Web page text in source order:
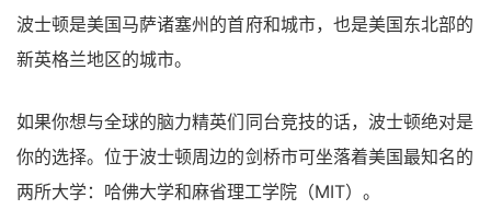
波士顿是美国马萨诸塞州的首府和城市，也是美国东北部的
新英格兰地区的城市。
如果你想与全球的脑力精英们同台竞技的话，波士顿绝对是
你的选择。位于波士顿周边的剑桥市可坐落着美国最知名的
两所大学：哈佛大学和麻省理工学院（MIT）。